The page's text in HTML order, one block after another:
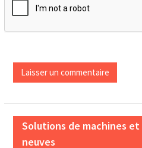
Solutions de machines
neuves